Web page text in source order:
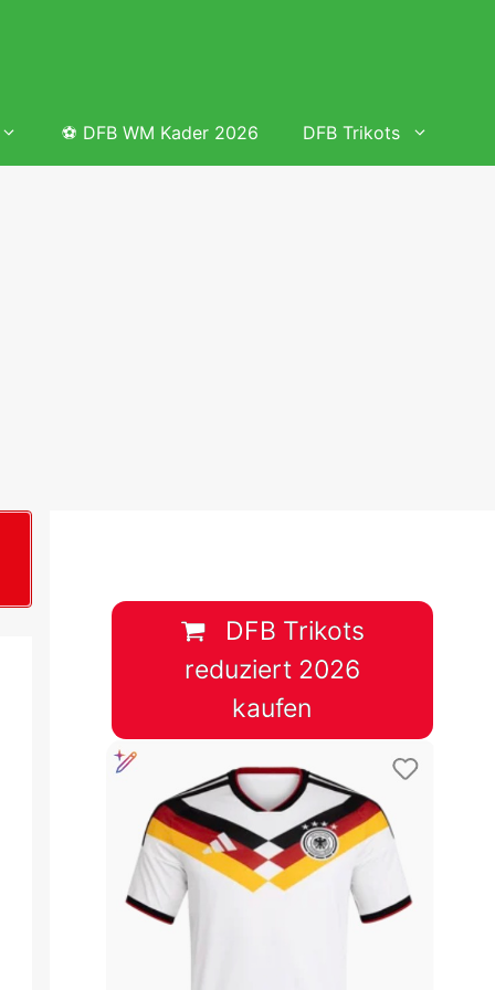
&
&
Tabelle
⚽ DFB WM Kader 2026 DFB Trikots
DFB Trikots
reduziert 2026
kaufen